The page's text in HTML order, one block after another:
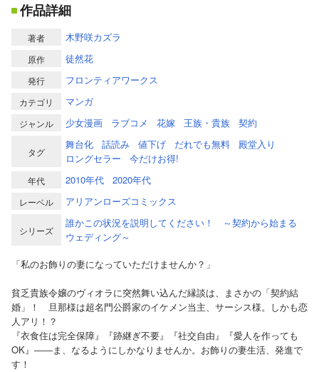
作品詳細
著者 木野咲カズラ
原作 徒然花
発行 フロンティアワークス
カテゴリ マンガ
ジャンル 少女漫画 ラブコメ 花嫁 王族・貴族 契約
タグ
舞台化 話読み 値下げ だれでも無料
殿堂入り
ロングセラー
今だけお得!
年代 2010年代 2020年代
レーベル アリアンローズコミックス
シリーズ
誰かこの状況を説明してください！ ～契約から始まる
ウェディング～
「私のお飾りの妻になっていただけませんか？」
貧乏貴族令嬢のヴィオラに突然舞い込んだ縁談は、まさかの「契約結
婚」！ 旦那様は超名門公爵家のイケメン当主、サーシス様。しかも恋
人アリ！？
『衣食住は完全保障』『跡継ぎ不要』『社交自由』『愛人を作っても
OK』――ま、なるようにしかなりませんか。お飾りの妻生活、発進で
す！